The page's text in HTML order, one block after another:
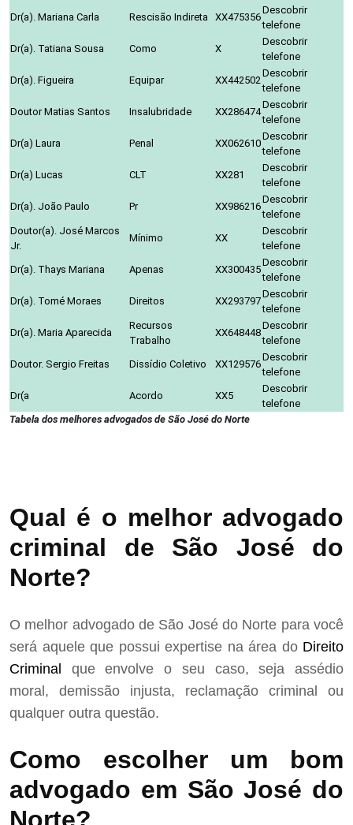
Dr(a). Mariana Carla
Rescisão Indireta XX475356
Descobrir
telefone
Dr(a). Tatiana Sousa
Como X
Descobrir
telefone
Dr(a). Figueira
Equipar XX442502
Descobrir
telefone
Doutor Matias Santos
Insalubridade XX286474
Descobrir
telefone
Dr(a) Laura
Penal XX062610
Descobrir
telefone
Dr(a) Lucas
CLT XX281
Descobrir
telefone
Dr(a). João Paulo
Pr XX986216
Descobrir
telefone
Doutor(a). José Marcos
Jr.
Mínimo XX
Descobrir
telefone
Dr(a). Thays Mariana
Apenas XX300435
Descobrir
telefone
Dr(a). Tomé Moraes
Direitos XX293797
Descobrir
telefone
Dr(a). Maria Aparecida
Recursos
Trabalho
XX648448
Descobrir
telefone
Doutor. Sergio Freitas
Dissídio Coletivo XX129576
Descobrir
telefone
Dr(a
Acordo XX5
Descobrir
telefone
Tabela dos melhores advogados de São José do Norte
Qual é o melhor advogado
criminal de São José do
Norte?
O melhor advogado de São José do Norte para você
será aquele que possui expertise na área do Direito
Criminal que envolve o seu caso, seja assédio
moral, demissão injusta, reclamação criminal ou
qualquer outra questão.
Como escolher um bom
advogado em São José do